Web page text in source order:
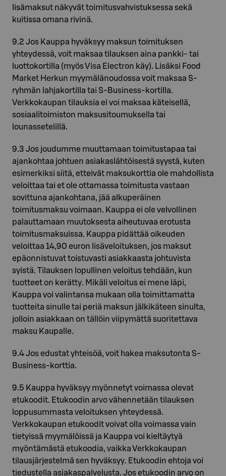
lisämaksut näkyvät toimitusvahvistuksessa sekä
kuitissa omana rivinä.
9.2 Jos Kauppa hyväksyy maksun toimituksen
yhteydessä, voit maksaa tilauksen aina pankki- tai
luottokortilla (myös Visa Electron käy). Lisäksi Food
Market Herkun myymälänoudossa voit maksaa S-
ryhmän lahjakortilla tai S-Business-kortilla.
Verkkokaupan tilauksia ei voi maksaa käteisellä,
sosiaalitoimiston maksusitoumuksella tai
lounassetelillä.
9.3 Jos joudumme muuttamaan toimitustapaa tai
ajankohtaa johtuen asiakaslähtöisestä syystä, kuten
esimerkiksi siitä, etteivät maksukorttia ole mahdollista
veloittaa tai et ole ottamassa toimitusta vastaan
sovittuna ajankohtana, jää alkuperäinen
toimitusmaksu voimaan. Kauppa ei ole velvollinen
palauttamaan muutoksesta aiheutuvaa erotusta
toimitusmaksuissa. Kauppa pidättää oikeuden
veloittaa 14,90 euron lisäveloituksen, jos maksut
epäonnistuvat toistuvasti asiakkaasta johtuvista
syistä. Tilauksen lopullinen veloitus tehdään, kun
tuotteet on kerätty. Mikäli veloitus ei mene läpi,
Kauppa voi valintansa mukaan olla toimittamatta
tuotteita sinulle tai periä maksun jälkikäteen sinulta,
jolloin asiakkaan on tällöin viipymättä suoritettava
maksu Kaupalle.
9.4 Jos edustat yhteisöä, voit hakea maksutonta S-
Business-korttia.
9.5 Kauppa hyväksyy myönnetyt voimassa olevat
etukoodit. Etukoodin arvo vähennetään tilauksen
loppusummasta veloituksen yhteydessä.
Verkkokaupan etukoodit voivat olla voimassa vain
tietyissä myymälöissä ja Kauppa voi kieltäytyä
myöntämästä etukoodia, vaikka Verkkokaupan
tilausjärjestelmä sen hyväksyy. Etukoodin ehtoja voi
tiedustella asiakaspalvelusta. Jos etukoodin arvo on